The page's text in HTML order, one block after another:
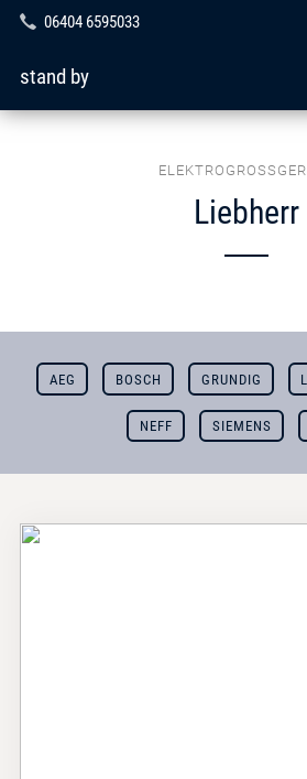
06404 6595033
stand by
Liebherr
AEG BOSCH GRUNDIG
NEFF SIEMENS